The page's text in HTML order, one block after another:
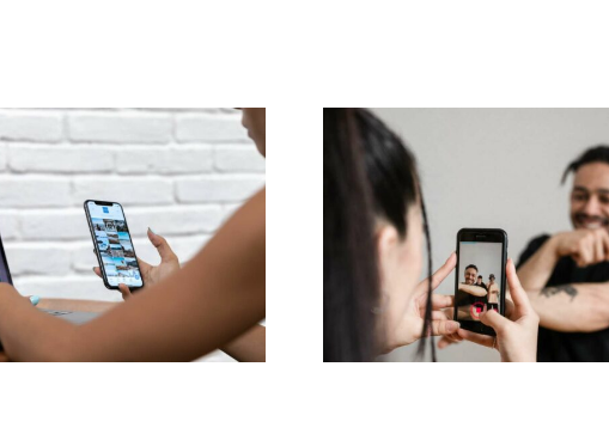
Las 3 mejores
para
ideas de
(Contenido
Generado por
Usuarios)
Métodos efectivos
para eliminar
comentarios
negativos en
Facebook